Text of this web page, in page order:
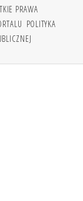
PRAWA
POLITYKA